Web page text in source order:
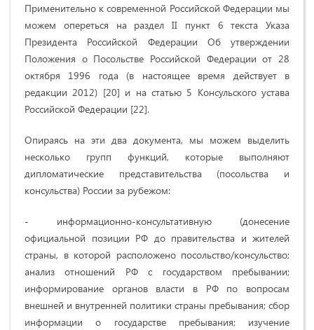
Применительно к современной Российской Федерации мы
можем опереться на раздел II пункт 6 текста Указа
Президента Российской Федерации Об утверждении
Положения о Посольстве Российской Федерации от 28
октября 1996 года (в настоящее время действует в
редакции 2012) [20] и на статью 5 Консульского устава
Российской Федерации [22].
Опираясь на эти два документа, мы можем выделить
несколько групп функций, которые выполняют
дипломатические представительства (посольства и
консульства) России за рубежом:
- информационно-консультативную (донесение
официальной позиции РФ до правительства и жителей
страны, в которой расположено посольство/консульство;
анализ отношений РФ с государством пребывании;
информирование органов власти в РФ по вопросам
внешней и внутренней политики страны пребывания; сбор
информации о государстве пребывания; изучение